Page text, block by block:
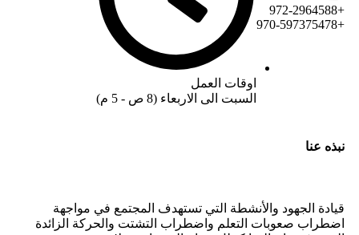
+972-2964588
+970-597375478
اوقات العمل
السبت الى الاربعاء (8 ص - 5 م)
نبذه عنا
قيادة الجهود والأنشطة التي تستهدف المجتمع في مواجهة
اضطراب صعوبات التعلم واضطراب التشتت والحركة الزائدة